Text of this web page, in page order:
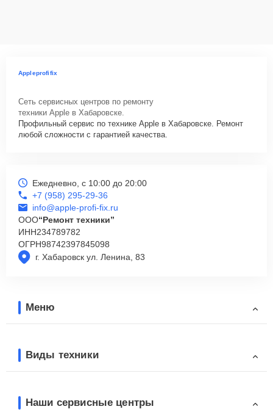
Appleprofifix
Сеть сервисных центров по ремонту
техники Apple в Хабаровске.
Профильный сервис по технике Apple в Хабаровске. Ремонт
любой сложности с гарантией качества.
г. Хабаровск ул. Ленина, 83
Ежедневно, с 10:00 до 20:00
+7 (958) 295-29-36
info@apple-profi-fix.ru
ООО“Ремонт техники”
ИНН234789782
ОГРН98742397845098
Меню
Виды техники
Наши сервисные центры